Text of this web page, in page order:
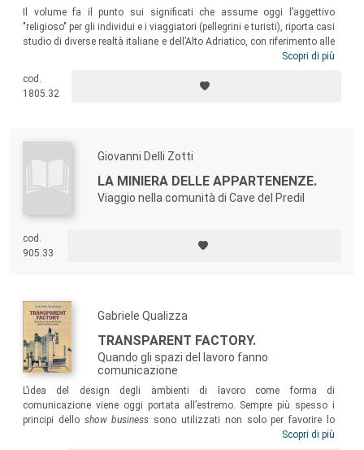
Il volume fa il punto sui significati che assume oggi l’aggettivo
"religioso" per gli individui e i viaggiatori (pellegrini e turisti), riporta casi
studio di diverse realtà italiane e dell’Alto Adriatico, con riferimento alle
manifestazioni di fede e alla promozione e valorizzazione dei luoghi
Friuli Venezia Giulia, terra di frontiera dove si sono incrociate culture e
fedi diverse, e regione ricca di luoghi, cammini e manifestazioni di
Scopri di più
cod.
1805.32
Giovanni Delli Zotti
LA MINIERA DELLE APPARTENENZE.
Viaggio nella comunità di Cave del Predil
cod.
905.33
Gabriele Qualizza
TRANSPARENT FACTORY.
Quando gli spazi del lavoro fanno
comunicazione
L’idea del design degli ambienti di lavoro come forma di
comunicazione viene oggi portata all’estremo. Sempre più spesso i
principi dello show business sono utilizzati non solo per favorire lo
“spirito di squadra” dei dipendenti, ma anche per catturare l’attenzione
Scopri di più